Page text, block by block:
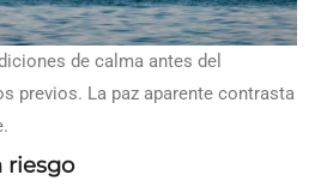
de calma antes del
previos. La paz aparente contrasta
riesgo